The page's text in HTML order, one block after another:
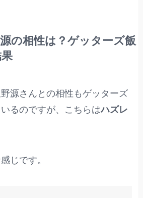
の相性は？ゲッターズ飯
源さんとの相性もゲッターズ
るのですが、こちらはハズレ
じです。